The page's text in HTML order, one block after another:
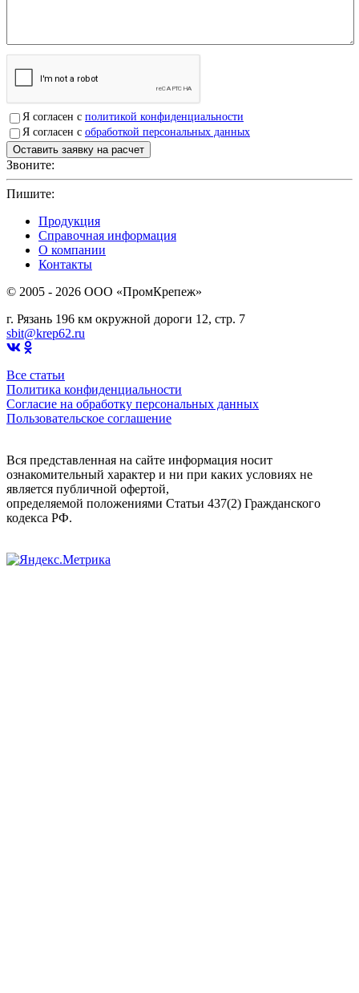
Я согласен с политикой конфиденциальности
Я согласен с обработкой персональных данных
Звоните:
Пишите:
Продукция
Справочная информация
О компании
Контакты
© 2005 - 2026 OOO «ПромКрепеж»
г. Рязань 196 км окружной дороги 12, стр. 7
sbit@krep62.ru
Все статьи
Политика конфиденциальности
Согласие на обработку персональных данных
Пользовательское соглашение
Вся представленная на сайте информация носит
ознакомительный характер и ни при каких условиях не
является публичной офертой,
определяемой положениями Статьи 437(2) Гражданского
кодекса РФ.